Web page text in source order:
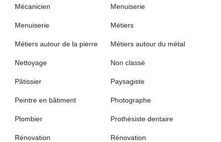
Mécanicien Menuiserie
Menuiserie Métiers
Métiers autour de la pierre Métiers autour du métal
Nettoyage Non classé
Pâtissier Paysagiste
Peintre en bâtiment Photographe
Plombier Prothésiste dentaire
Rénovation Rénovation